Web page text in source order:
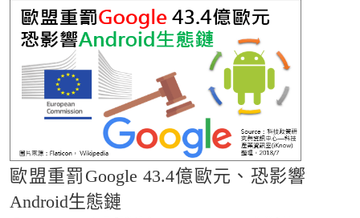
歐盟重罰Google 43.4億歐元、恐影響
Android生態鏈